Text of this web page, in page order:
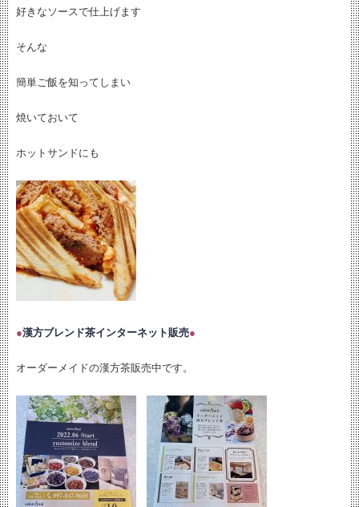
好きなソースで仕上げます
そんな
簡単ご飯を知ってしまい
焼いておいて
ホットサンドにも
●漢方ブレンド茶インターネット販売●
オーダーメイドの漢方茶販売中です。